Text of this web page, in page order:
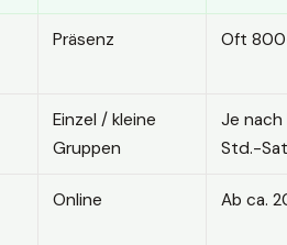
Präsenz Oft
Einzel / kleine
Gruppen
Je nach
Std.-
Online Ab ca.